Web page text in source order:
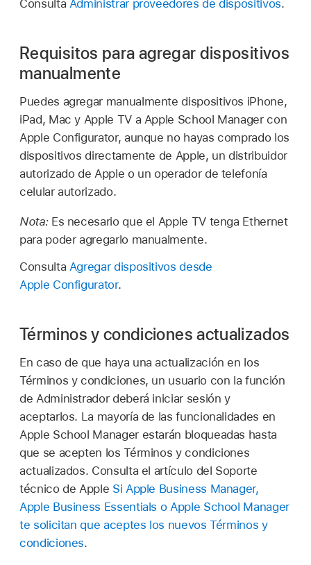
Consulta Administrar proveedores de dispositivos.
Requisitos para agregar dispositivos
manualmente
Puedes agregar manualmente dispositivos iPhone,
iPad, Mac y Apple TVa Apple School Manager con
Apple Configurator, aunque no hayas comprado los
dispositivos directamente de Apple, un distribuidor
autorizado de Apple o un operador de telefonía
celular autorizado.
Nota: Es necesario que el Apple TVtenga Ethernet
para poder agregarlo manualmente.
Consulta Agregar dispositivos desde
Apple Configurator.
Términos y condiciones actualizados
En caso de que haya una actualización en los
Términos y condiciones, un usuario con la función
de Administrador deberá iniciar sesión y
aceptarlos. La mayoría de las funcionalidades en
Apple School Manager estarán bloqueadas hasta
que se acepten los Términos y condiciones
actualizados. Consulta el artículo del Soporte
técnico de Apple Si Apple Business Manager,
Apple Business Essentials o Apple School Manager
te solicitan que aceptes los nuevos Términos y
condiciones.